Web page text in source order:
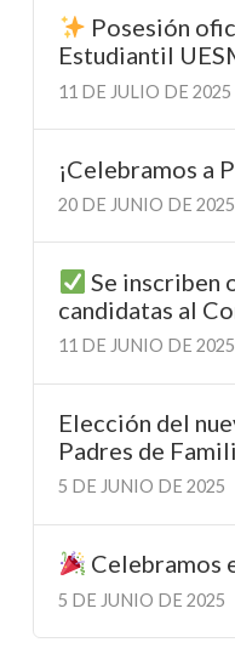
Posesión
Estudiantil
11 DE JULIO DE 2025
¡Celebramos a
20 DE JUNIO DE 2025
Se inscriben
candidatas al
11 DE JUNIO DE 2025
Elección del
Padres de
5 DE JUNIO DE 2025
Celebramos
5 DE JUNIO DE 2025